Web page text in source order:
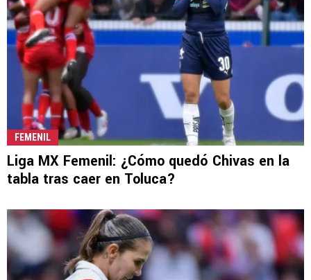
FEMENIL
Liga MX Femenil: ¿Cómo quedó Chivas en la
tabla tras caer en Toluca?